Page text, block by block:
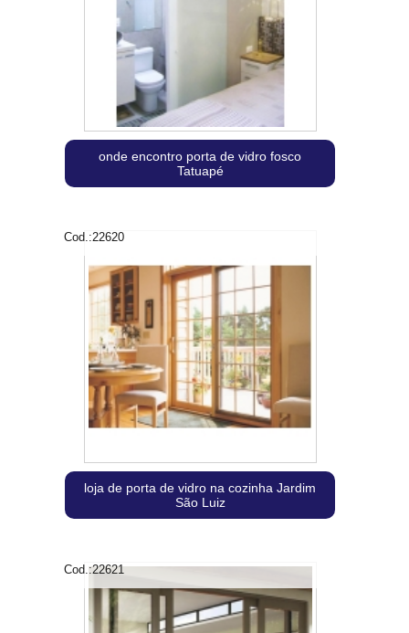
onde encontro porta de vidro fosco
Tatuapé
Cod.:22620
loja de porta de vidro na cozinha Jardim
São Luiz
Cod.:22621